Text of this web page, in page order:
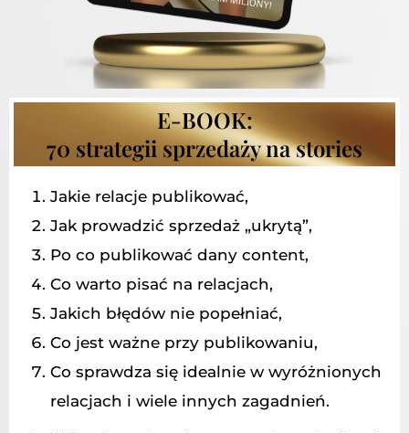
E-BOOK:
70 strategii sprzedaży na stories
Jakie relacje publikować,
Jak prowadzić sprzedaż „ukrytą”,
Po co publikować dany content,
Co warto pisać na relacjach,
Jakich błędów nie popełniać,
Co jest ważne przy publikowaniu,
Co sprawdza się idealnie w wyróżnionych
relacjach i wiele innych zagadnień.